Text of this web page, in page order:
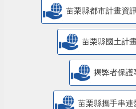
苗栗縣都市計畫資
苗栗縣國土計
揭弊者保護
苗栗縣攜手串連